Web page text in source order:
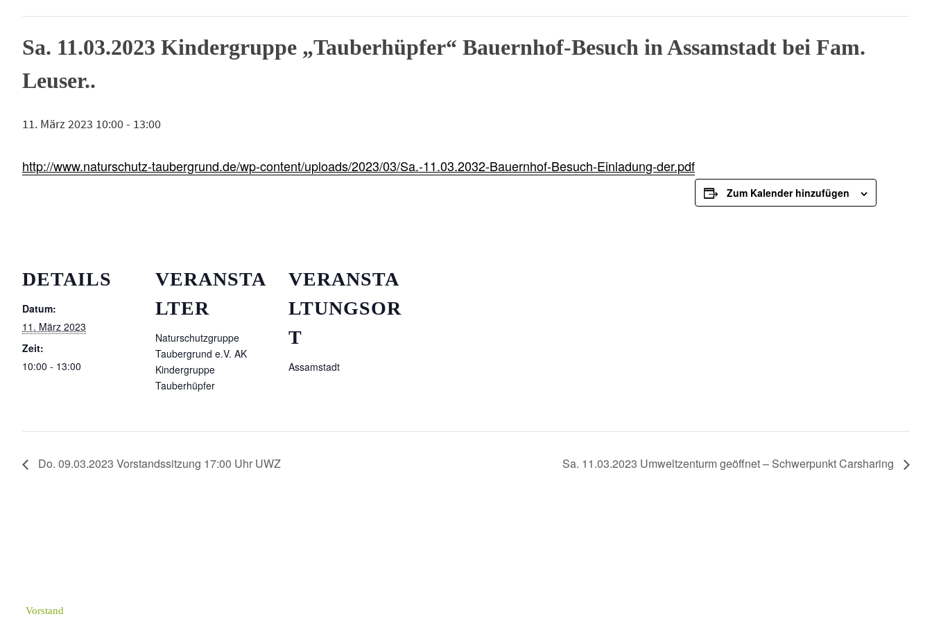
Sa. 11.03.2023 Kindergruppe „Tauberhüpfer“ Bauernhof-Besuch in Assamstadt bei Fam.
Leuser..
11. März 2023 10:00- 13:00
http://www.naturschutz-taubergrund.de/wp-content/uploads/2023/03/Sa.-11.03.2032-Bauernhof-Besuch-Einladung-der.pdf
Zum Kalender hinzufügen
DETAILS
Datum:
11. März 2023
Zeit:
10:00 - 13:00
VERANSTA
LTER
Naturschutzgruppe
Taubergrund e.V. AK
Kindergruppe
Tauberhüpfer
VERANSTA
LTUNGSOR
T
Assamstadt
Do. 09.03.2023 Vorstandssitzung 17:00 Uhr UWZ Sa. 11.03.2023 Umweltzenturm geöffnet – Schwerpunkt Carsharing
Vorstand